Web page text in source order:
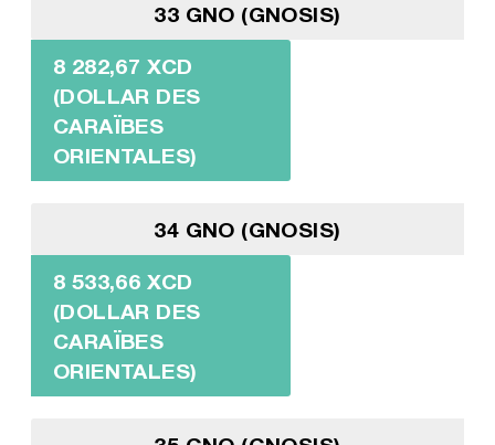
33 GNO (GNOSIS)
8 282,67 XCD
(DOLLAR DES
CARAÏBES
ORIENTALES)
34 GNO (GNOSIS)
8 533,66 XCD
(DOLLAR DES
CARAÏBES
ORIENTALES)